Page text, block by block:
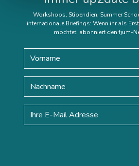
Workshops, Stipendien, Summer
internationale Briefings: Wenn ihr als
möchtet, abonniert den fjum-